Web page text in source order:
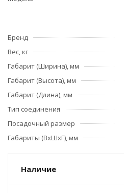
Бренд
Вес, кг
Габарит (Ширина), мм
Габарит (Высота), мм
Габарит (Длина), мм
Тип соединения
Посадочный размер
Габариты (ВхШхГ), мм
Наличие